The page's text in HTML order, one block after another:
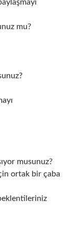
mu?
musunuz?
ortak bir çaba